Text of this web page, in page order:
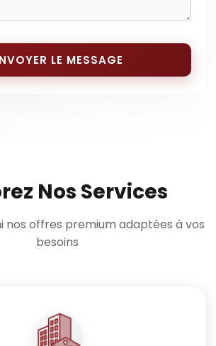
LE MESSAGE
Nos Services
nos offres premium adaptées à vos
besoins